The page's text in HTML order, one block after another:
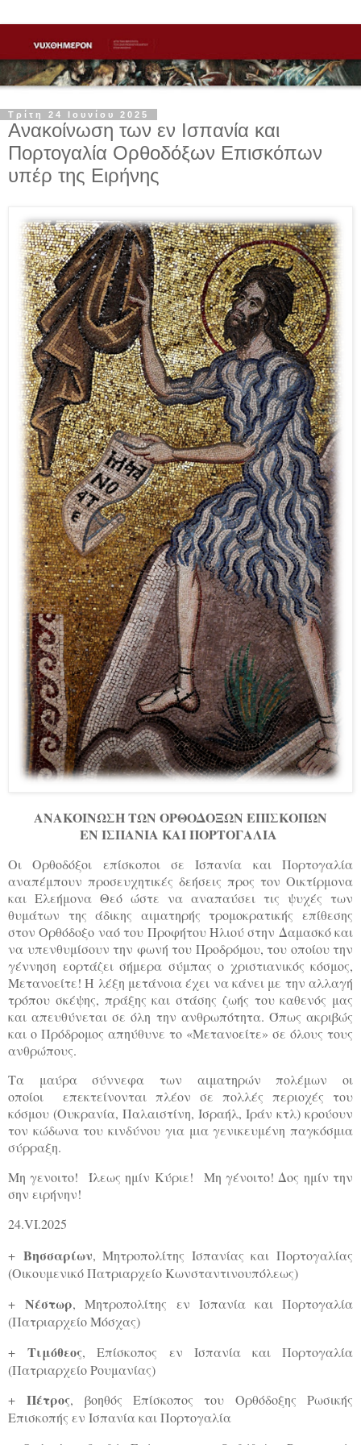
Τρίτη 24 Ιουνίου 2025
Ανακοίνωση των εν Ισπανία και
Πορτογαλία Ορθοδόξων Επισκόπων
υπέρ της Ειρήνης
ΑΝΑΚΟΙΝΩΣΗ ΤΩΝ ΟΡΘΟΔΟΞΩΝ ΕΠΙΣΚΟΠΩΝ
ΕΝ ΙΣΠΑΝΙΑ ΚΑΙ ΠΟΡΤΟΓΑΛΙΑ
Οι Ορθοδόξοι επίσκοποι σε Ισπανία και Πορτογαλία
αναπέμπουν προσευχητικές δεήσεις προς τον Οικτίρμονα
και Ελεήμονα Θεό ώστε να αναπαύσει τις ψυχές των
θυμάτων της άδικης αιματηρής τρομοκρατικής επίθεσης
στον Ορθόδοξο ναό του Προφήτου Ηλιού στην Δαμασκό και
να υπενθυμίσουν την φωνή του Προδρόμου, του οποίου την
γέννηση εορτάζει σήμερα σύμπας ο χριστιανικός κόσμος,
Μετανοείτε! Η λέξη μετάνοια έχει να κάνει με την αλλαγή
τρόπου σκέψης, πράξης και στάσης ζωής του καθενός μας
και απευθύνεται σε όλη την ανθρωπότητα. Όπως ακριβώς
και ο Πρόδρομος απηύθυνε το «Μετανοείτε» σε όλους τους
ανθρώπους.
Τα μαύρα σύννεφα των αιματηρών πολέμων οι
οποίοι επεκτείνονται πλέον σε πολλές περιοχές του
κόσμου (Ουκρανία, Παλαιστίνη, Ισραήλ, Ιράν κτλ) κρούουν
τον κώδωνα του κινδύνου για μια γενικευμένη παγκόσμια
σύρραξη.
Μη γενοιτο!Ίλεως ημίν Κύριε!
Μη γένοιτο! Δος ημίν την
σην ειρήνην!
24.VI.2025
+ Βησσαρίων, Μητροπολίτης Ισπανίας και Πορτογαλίας
(Οικουμενικό Πατριαρχείο Κωνσταντινουπόλεως)
+Νέστωρ, Μητροπολίτης εν Ισπανία και Πορτογαλία
(Πατριαρχείο Μόσχας)
+Τιμόθεος, Επίσκοπος εν Ισπανία και Πορτογαλία
(Πατριαρχείο Ρουμανίας)
+Πέτρος, βοηθός Επίσκοπος του Ορθόδοξης Ρωσικής
Επισκοπής εν Ισπανία και Πορτογαλία